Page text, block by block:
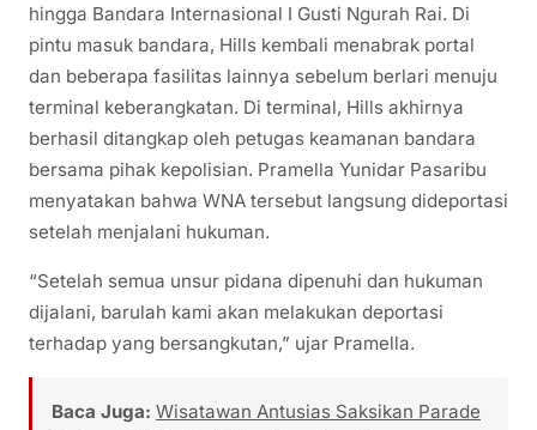
hingga Bandara Internasional I Gusti Ngurah Rai. Di
pintu masuk bandara, Hills kembali menabrak portal
dan beberapa fasilitas lainnya sebelum berlari menuju
terminal keberangkatan. Di terminal, Hills akhirnya
berhasil ditangkap oleh petugas keamanan bandara
bersama pihak kepolisian. Pramella Yunidar Pasaribu
menyatakan bahwa WNA tersebut langsung dideportasi
setelah menjalani hukuman.
“Setelah semua unsur pidana dipenuhi dan hukuman
dijalani, barulah kami akan melakukan deportasi
terhadap yang bersangkutan,” ujar Pramella.
Baca Juga: Wisatawan Antusias Saksikan Parade